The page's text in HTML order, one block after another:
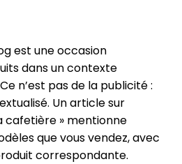
est une occasion
dans un contexte
n’est pas de la publicité :
Un article sur
cafetière » mentionne
que vous vendez, avec
correspondante.